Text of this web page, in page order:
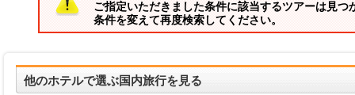
ご指定いただきました条件に該当するツアーは見つ
条件を変えて再度検索してください。
他のホテルで選ぶ国内旅行を見る